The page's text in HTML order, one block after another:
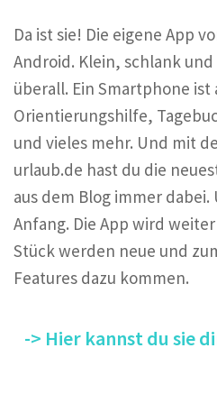
Da ist sie! Die eigene App
Android. Klein, schlank
überall. Ein Smartphone ist
Orientierungshilfe,
und vieles mehr. Und mit
urlaub.de hast du die
aus dem Blog immer
Anfang. Die App wird
Stück werden neue und
Features dazu kommen.
-> Hier kannst du sie